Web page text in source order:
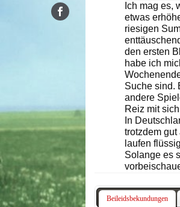
Ich mag es,
etwas
riesigen
den ersten
habe ich
Suche sind.
andere
Reiz mit
In
trotzdem
laufen
Solange es
Beileidsbekundungen